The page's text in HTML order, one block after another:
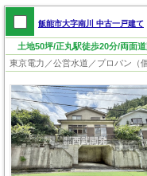
飯能市大字南川 中古一戸建て
土地50坪/正丸駅徒歩20分/両面